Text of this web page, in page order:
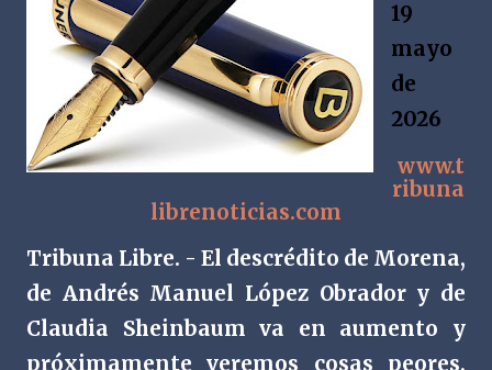
19
mayo
de
2026
www.t
ribuna
librenoticias.com
Tribuna Libre. - El descrédito de Morena,
de Andrés Manuel López Obrador y de
Claudia Sheinbaum va en aumento y
próximamente veremos cosas peores,